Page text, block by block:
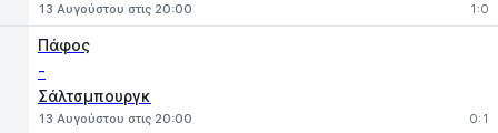
13 Αυγούστου στις 20:00 1:0
Πάφος
-
Σάλτσμπουργκ
13 Αυγούστου στις 20:00 0:1